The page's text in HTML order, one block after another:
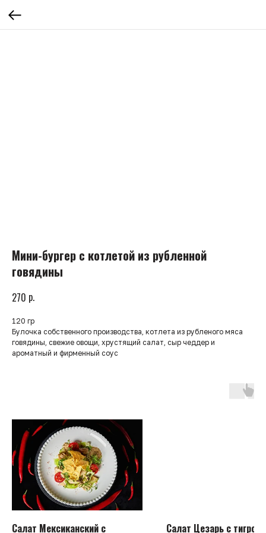
Мини-бургер с котлетой из рубленной
говядины
270 р.
120 гр
Булочка собственного производства, котлета из рубленого мяса
говядины, свежие овощи, хрустящий салат, сыр чеддер и
ароматный и фирменный соус
Салат Мексиканский с Салат Цезарь с